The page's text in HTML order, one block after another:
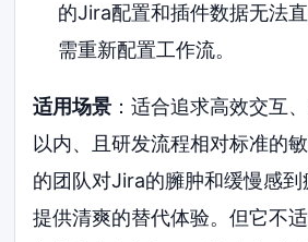
的Jira配置和插件数据无法
需重新配置工作流。
适用场景 ：适合追求高效交互
以内、且研发流程相对标准的
的团队对Jira的臃肿和缓慢感
提供清爽的替代体验。但它不